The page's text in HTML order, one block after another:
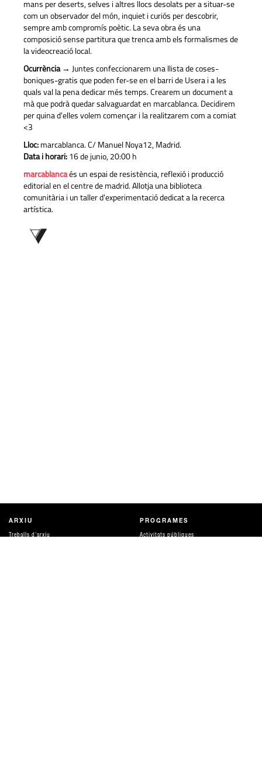
mans per deserts, selves i altres llocs desolats per a situar-se
com un observador del món, inquiet i curiós per descobrir,
sempre amb compromís poètic. La seva obra és una
composició sense partitura que trenca amb els formalismes de
la videocreació local.
Ocurrència→ Juntes confeccionarem una llista de coses-
boniques-gratis que poden fer-se en el barri de Usera i a les
quals val la pena dedicar més temps. Crearem un document a
mà que podrà quedar salvaguardat en marcablanca. Decidirem
per quina d'elles volem començar i la realitzarem com a comiat
<3
Lloc: marcablanca. C/ Manuel Noya12, Madrid.
Data i horari: 16 de junio, 20:00 h
marcablancaés un espai de resistència, reflexió i producció
editorial en el centre de madrid. Allotja una biblioteca
comunitària i un taller d'experimentació dedicat a la recerca
artística.
ARXIU
Treballs d'arxiu
PROGRAMES
Activitats públiques